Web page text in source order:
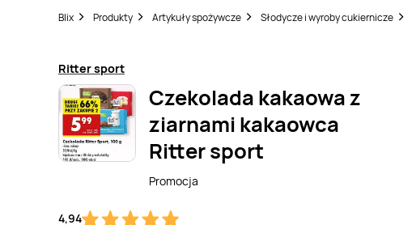
Blix Produkty Artykuły spożywcze Słodycze i wyroby cukiernicze
Ritter sport
Czekolada kakaowa z
ziarnami kakaowca
Ritter sport
Promocja
4,94